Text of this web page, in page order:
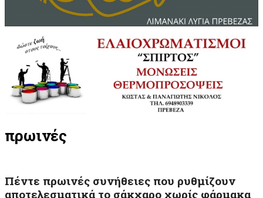
πρωινές
Πέντε πρωινές συνήθειες που ρυθμίζουν
αποτελεσματικά το σάκχαρο χωρίς φάρμακα